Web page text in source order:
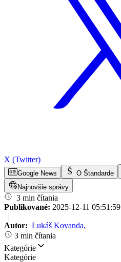
X (Twitter)
Google News O Štandarde
Najnovšie správy
3 min čítania
Publikované: 2025-12-11 05:51:59
|
Autor: Lukáš Kovanda,
3 min čítania
Kategórie
Kategórie